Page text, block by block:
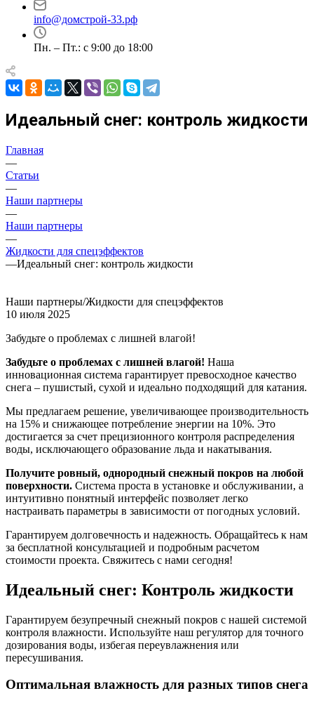
info@домстрой-33.рф
Пн. – Пт.: с 9:00 до 18:00
Идеальный снег: контроль жидкости
Главная
—
Статьи
—
Наши партнеры
—
Наши партнеры
—
Жидкости для спецэффектов
—Идеальный снег: контроль жидкости
Наши партнеры/Жидкости для спецэффектов
10 июля 2025
Забудьте о проблемах с лишней влагой!
Забудьте о проблемах с лишней влагой! Наша
инновационная система гарантирует превосходное качество
снега – пушистый, сухой и идеально подходящий для катания.
Мы предлагаем решение, увеличивающее производительность
на 15% и снижающее потребление энергии на 10%. Это
достигается за счет прецизионного контроля распределения
воды, исключающего образование льда и накатывания.
Получите ровный, однородный снежный покров на любой
поверхности. Система проста в установке и обслуживании, а
интуитивно понятный интерфейс позволяет легко
настраивать параметры в зависимости от погодных условий.
Гарантируем долговечность и надежность. Обращайтесь к нам
за бесплатной консультацией и подробным расчетом
стоимости проекта. Свяжитесь с нами сегодня!
Идеальный снег: Контроль жидкости
Гарантируем безупречный снежный покров с нашей системой
контроля влажности. Используйте наш регулятор для точного
дозирования воды, избегая переувлажнения или
пересушивания.
Оптимальная влажность для разных типов снега